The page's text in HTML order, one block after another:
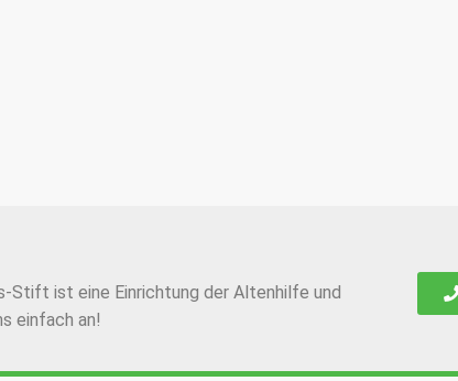
Stift ist eine Einrichtung der Altenhilfe und
einfach an!